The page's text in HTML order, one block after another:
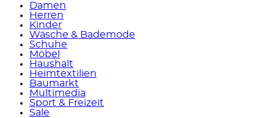
Damen
Herren
Kinder
Wäsche & Bademode
Schuhe
Möbel
Haushalt
Heimtextilien
Baumarkt
Multimedia
Sport & Freizeit
Sale